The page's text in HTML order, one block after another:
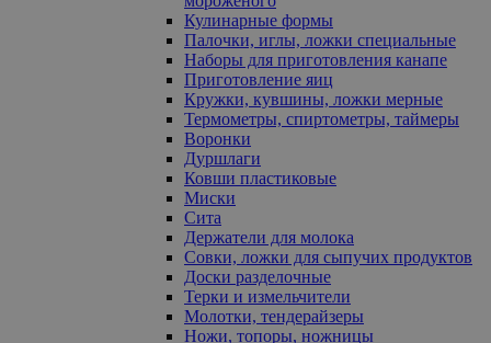
Кулинарные формы
Палочки, иглы, ложки специальные
Наборы для приготовления канапе
Приготовление яиц
Кружки, кувшины, ложки мерные
Термометры, спиртометры, таймеры
Воронки
Дуршлаги
Ковши пластиковые
Миски
Сита
Держатели для молока
Совки, ложки для сыпучих продуктов
Доски разделочные
Терки и измельчители
Молотки, тендерайзеры
Ножи, топоры, ножницы